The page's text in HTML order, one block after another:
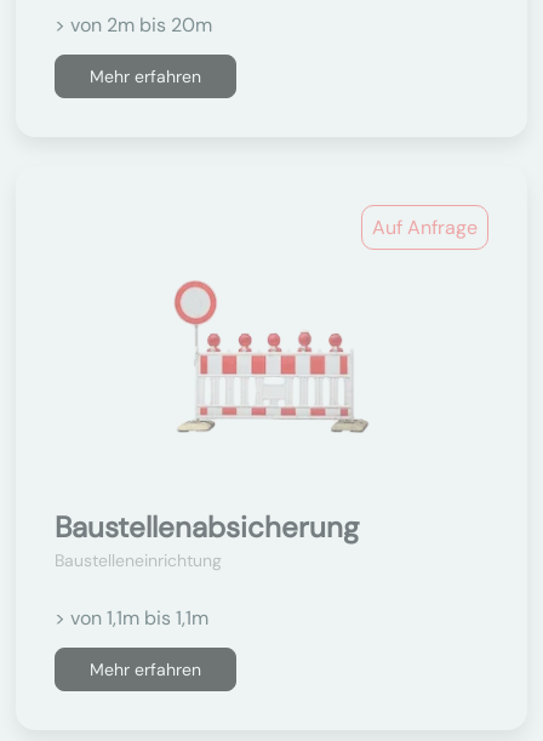
> von 2m bis 20m
Mehr erfahren
Auf Anfrage
Baustellenabsicherung
Baustelleneinrichtung
> von 1,1m bis 1,1m
Mehr erfahren